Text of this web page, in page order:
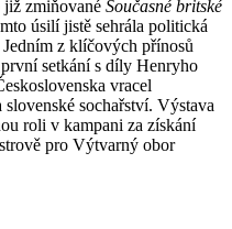
již zmiňované Současné britské
úsilí jistě sehrála politická
z klíčových přínosů
setkání s díly Henryho
vracel
sochařství. Výstava
roli v kampani za získání
pro Výtvarný obor